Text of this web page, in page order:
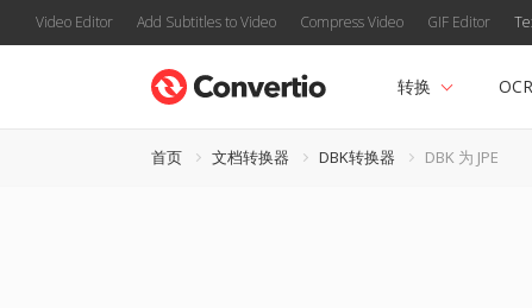
Video Editor Add Subtitles to Video Compress Video GIF Editor
转换 OCR
首页 文档转换器 DBK转换器 DBK 为 JPE